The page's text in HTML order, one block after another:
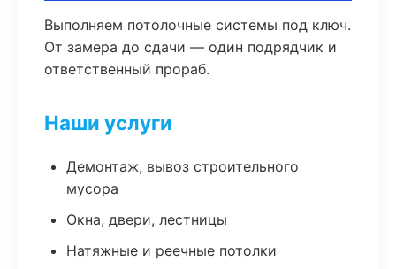
Выполняем потолочные системы под ключ.
От замера до сдачи — один подрядчик и
ответственный прораб.
Наши услуги
Демонтаж, вывоз строительного
мусора
Окна, двери, лестницы
Натяжные и реечные потолки